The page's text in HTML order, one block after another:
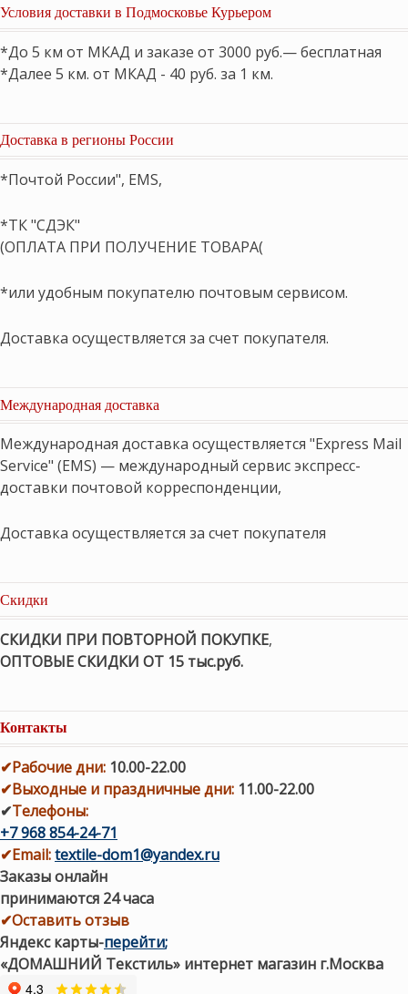
Условия доставки в Подмосковье Курьером
*До 5 км от МКАД и заказе от 3000 руб.— бесплатная
*Далее 5 км. от МКАД - 40 руб. за 1 км.
Доставка в регионы России
*Почтой России", EMS,
*ТК "СДЭК"
(ОПЛАТА ПРИ ПОЛУЧЕНИЕ ТОВАРА(
*или удобным покупателю почтовым сервисом.
Доставка осуществляется за счет покупателя.
Международная доставка
Международная доставка осуществляется "Express Mail
Service" (EMS) — международный сервис экспресс-
доставки почтовой корреспонденции,
Доставка осуществляется за счет покупателя
Скидки
СКИДКИ ПРИ ПОВТОРНОЙ ПОКУПКЕ,
ОПТОВЫЕ СКИДКИ ОТ 15 тыс.руб.
Контакты
✔Рабочие дни: 10.00-22.00
✔Выходные и праздничные дни: 11.00-22.00
✔Телефоны:
+7 968 854-24-71
✔Email:textile-dom1@yandex.ru
Заказы онлайн
принимаются 24 часа
✔Оставить отзыв
Яндекс карты-перейти;
«ДОМАШНИЙ Текстиль» интернет магазин г.Москва